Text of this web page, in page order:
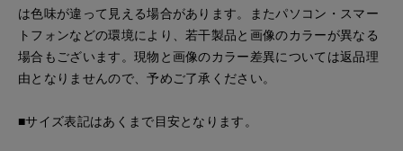
は色味が違って見える場合があります。またパソコン・スマー
トフォンなどの環境により、若干製品と画像のカラーが異なる
場合もございます。現物と画像のカラー差異については返品理
由となりませんので、予めご了承ください。
■サイズ表記はあくまで目安となります。